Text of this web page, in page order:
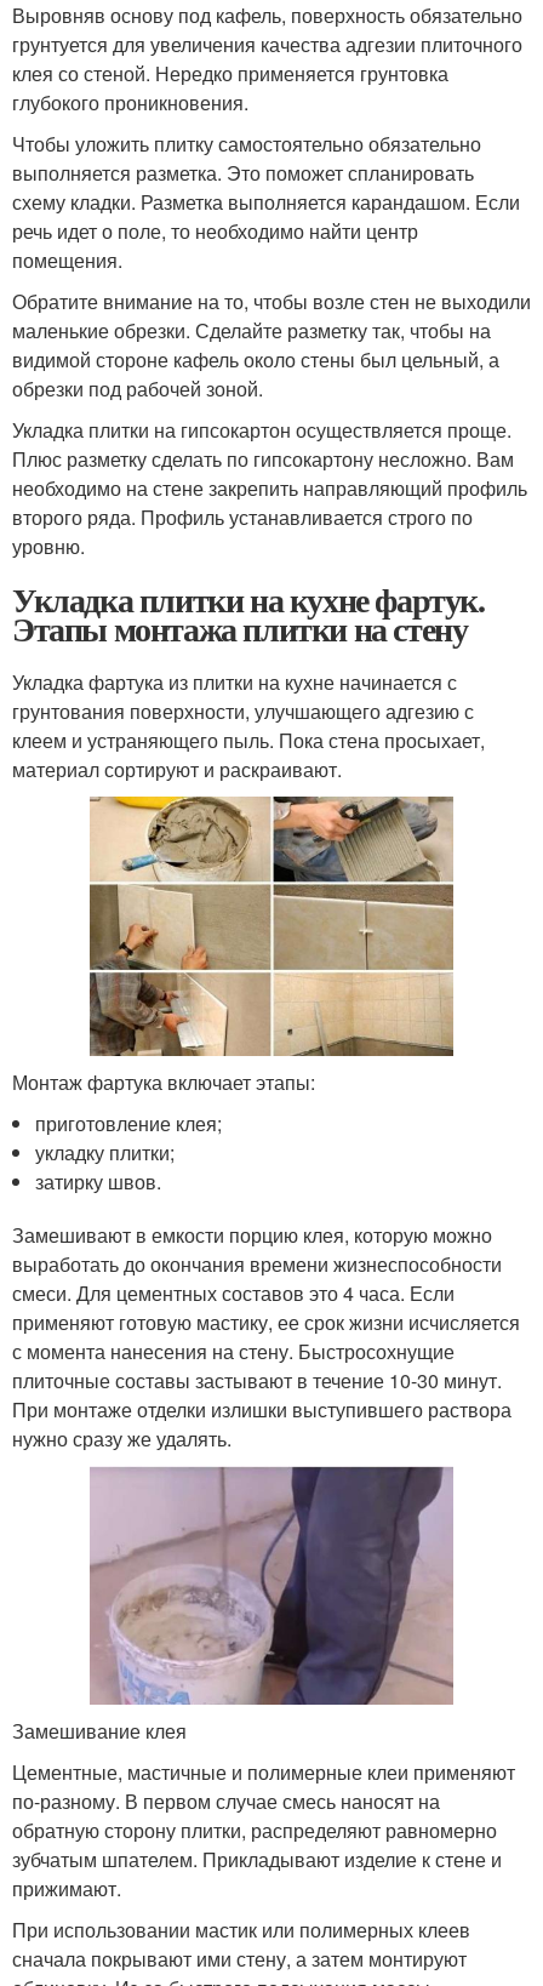
Выровняв основу под кафель, поверхность обязательно
грунтуется для увеличения качества адгезии плиточного
клея со стеной. Нередко применяется грунтовка
глубокого проникновения.
Чтобы уложить плитку самостоятельно обязательно
выполняется разметка. Это поможет спланировать
схему кладки. Разметка выполняется карандашом. Если
речь идет о поле, то необходимо найти центр
помещения.
Обратите внимание на то, чтобы возле стен не выходили
маленькие обрезки. Сделайте разметку так, чтобы на
видимой стороне кафель около стены был цельный, а
обрезки под рабочей зоной.
Укладка плитки на гипсокартон осуществляется проще.
Плюс разметку сделать по гипсокартону несложно. Вам
необходимо на стене закрепить направляющий профиль
второго ряда. Профиль устанавливается строго по
уровню.
Укладка плитки на кухне фартук.
Этапы монтажа плитки на стену
Укладка фартука из плитки на кухне начинается с
грунтования поверхности, улучшающего адгезию с
клеем и устраняющего пыль. Пока стена просыхает,
материал сортируют и раскраивают.
Монтаж фартука включает этапы:
приготовление клея;
укладку плитки;
затирку швов.
Замешивают в емкости порцию клея, которую можно
выработать до окончания времени жизнеспособности
смеси. Для цементных составов это 4 часа. Если
применяют готовую мастику, ее срок жизни исчисляется
с момента нанесения на стену. Быстросохнущие
плиточные составы застывают в течение 10-30 минут.
При монтаже отделки излишки выступившего раствора
нужно сразу же удалять.
Замешивание клея
Цементные, мастичные и полимерные клеи применяют
по-разному. В первом случае смесь наносят на
обратную сторону плитки, распределяют равномерно
зубчатым шпателем. Прикладывают изделие к стене и
прижимают.
При использовании мастик или полимерных клеев
сначала покрывают ими стену, а затем монтируют